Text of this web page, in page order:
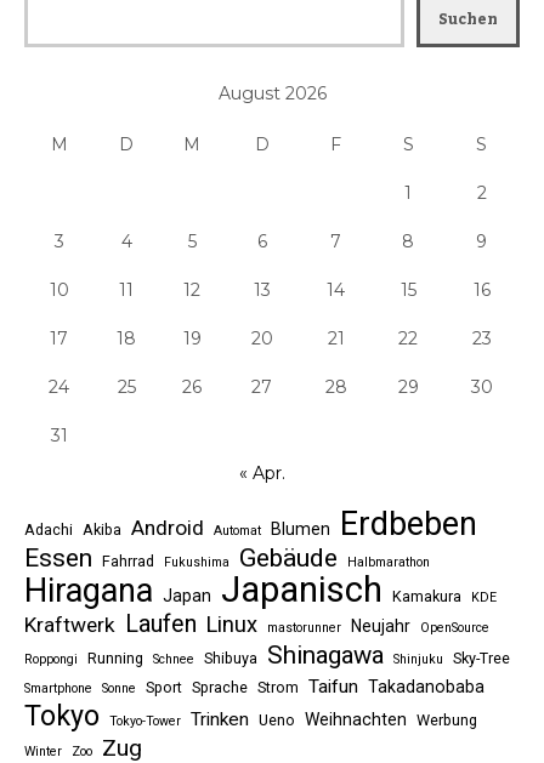
Suchen
August 2026
M D M D F S S
1 2
3 4 5 6 7 8 9
10 11 12 13 14 15 16
17 18 19 20 21 22 23
24 25 26 27 28 29 30
31
« Apr.
Adachi Akiba Android Automat Blumen Erdbeben
Essen Fahrrad Fukushima Gebäude Halbmarathon
Hiragana Japan Japanisch Kamakura KDE
Kraftwerk Laufen Linux mastorunner Neujahr
OpenSource
Roppongi
Running Schnee Shibuya Shinagawa Shinjuku Sky-Tree
Smartphone Sonne Sport Sprache Strom Taifun Takadanobaba
Tokyo Tokyo-Tower Trinken Ueno Weihnachten Werbung
Winter Zoo Zug